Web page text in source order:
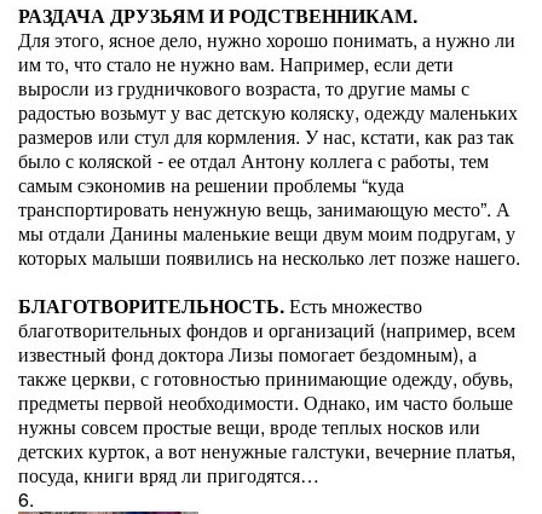
РАЗДАЧА ДРУЗЬЯМ И РОДСТВЕННИКАМ.
Для этого, ясное дело, нужно хорошо понимать, а нужно ли
им то, что стало не нужно вам. Например, если дети
выросли из грудничкового возраста, то другие мамы с
радостью возьмут у вас детскую коляску, одежду маленьких
размеров или стул для кормления. У нас, кстати, как раз так
было с коляской - ее отдал Антону коллега с работы, тем
самым сэкономив на решении проблемы “куда
транспортировать ненужную вещь, занимающую место”. А
мы отдали Данины маленькие вещи двум моим подругам, у
которых малыши появились на несколько лет позже нашего.
БЛАГОТВОРИТЕЛЬНОСТЬ.Есть множество
благотворительных фондов и организаций (например, всем
известный фонд доктора Лизы помогает бездомным), а
также церкви, с готовностью принимающие одежду, обувь,
предметы первой необходимости. Однако, им часто больше
нужны совсем простые вещи, вроде теплых носков или
детских курток, а вот ненужные галстуки, вечерние платья,
посуда, книги вряд ли пригодятся…
6.